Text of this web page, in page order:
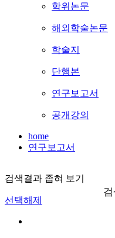
학위논문
해외학술논문
학술지
단행본
연구보고서
공개강의
home
연구보고서
검색결과 좁혀 보기
선택해제